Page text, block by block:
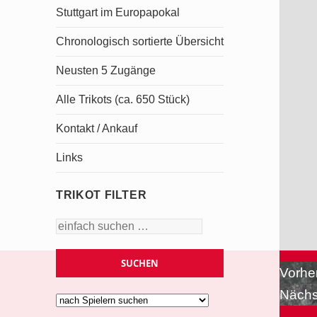
Stuttgart im Europapokal
Chronologisch sortierte Übersicht
Neusten 5 Zugänge
Alle Trikots (ca. 650 Stück)
Kontakt / Ankauf
Links
TRIKOT FILTER